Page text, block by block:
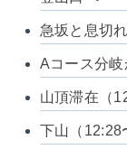
急坂と息切
Aコース分岐
山頂滞在（
下山（12:28